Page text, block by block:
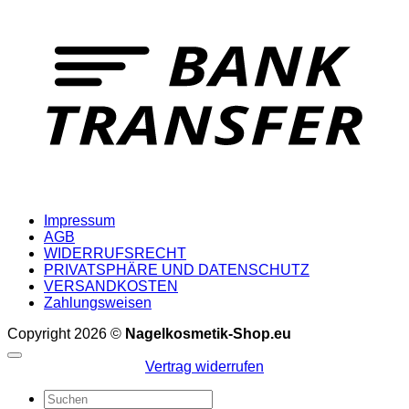
Impressum
AGB
WIDERRUFSRECHT
PRIVATSPHÄRE UND DATENSCHUTZ
VERSANDKOSTEN
Zahlungsweisen
Copyright 2026 © Nagelkosmetik-Shop.eu
Vertrag widerrufen
Suchen